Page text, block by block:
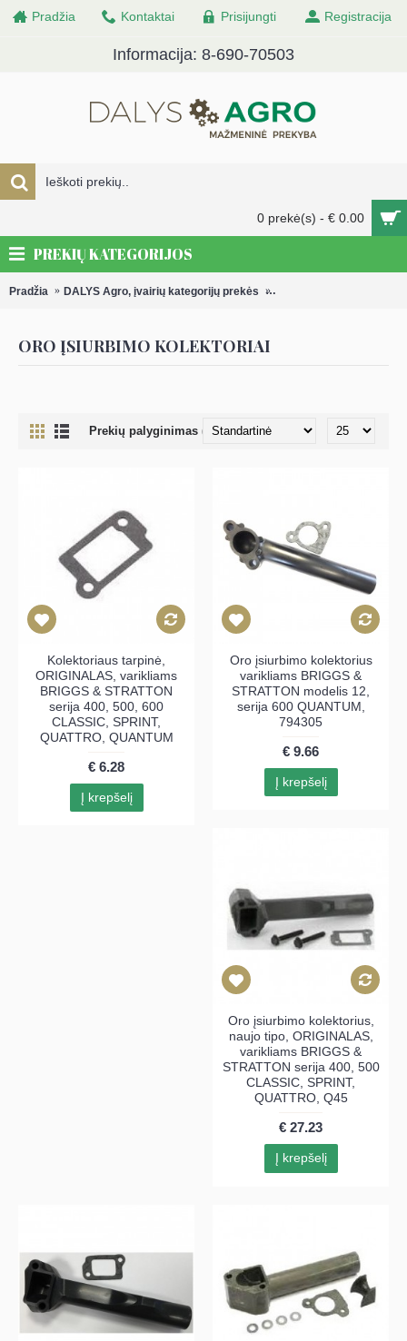
Pradžia Kontaktai Prisijungti Registracija
Informacija: 8-690-70503
0 prekė(s) - € 0.00
PREKIŲ KATEGORIJOS
Pradžia DALYS Agro, įvairių kategorijų prekės Karbiuratoriai ir
ORO ĮSIURBIMO KOLEKTORIAI
Prekių palyginimas (0)
Kolektoriaus tarpinė,
ORIGINALAS, varikliams
BRIGGS & STRATTON
serija 400, 500, 600
CLASSIC, SPRINT,
QUATTRO, QUANTUM
€ 6.28
Į krepšelį
Oro įsiurbimo kolektorius
varikliams BRIGGS &
STRATTON modelis 12,
serija 600 QUANTUM,
794305
€ 9.66
Į krepšelį
Oro įsiurbimo kolektorius,
naujo tipo, ORIGINALAS,
varikliams BRIGGS &
STRATTON serija 400, 500
CLASSIC, SPRINT,
QUATTRO, Q45
€ 27.23
Į krepšelį